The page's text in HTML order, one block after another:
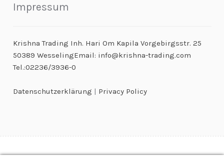
Impressum
Krishna Trading Inh. Hari Om Kapila Vorgebirgsstr. 25
50389 WesselingEmail: info@krishna-trading.com
Tel.:02236/3936-0
Datenschutzerklärung | Privacy Policy